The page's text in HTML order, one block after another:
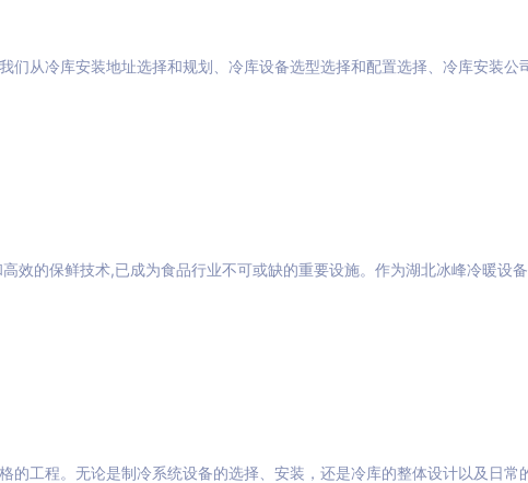
们从冷库安装地址选择和规划、冷库设备选型选择和配置选择、冷库安装公
效的保鲜技术,已成为食品行业不可或缺的重要设施。作为湖北冰峰冷暖设
工程。无论是制冷系统设备的选择、安装，还是冷库的整体设计以及日常